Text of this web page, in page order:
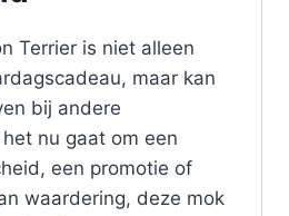
Terrier is niet alleen
maar kan
bij andere
nu gaat om een
een promotie of
waardering, deze mok